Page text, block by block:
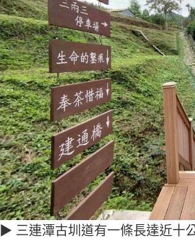
▶ 三連潭古圳道有一條長達近十